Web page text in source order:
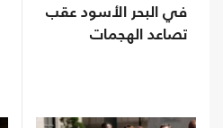
في البحر الأسود عقب
تصاعد الهجمات